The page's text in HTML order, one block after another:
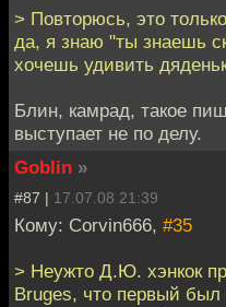
> Повторюсь, это
да, я знаю "ты знаешь
хочешь удивить
Блин, камрад, такое
выступает не по делу.
Goblin »
#87 | 17.07.08 21:39
Кому: Corvin666, #35
> Неужто Д.Ю. хэнкок
Bruges, что первый был